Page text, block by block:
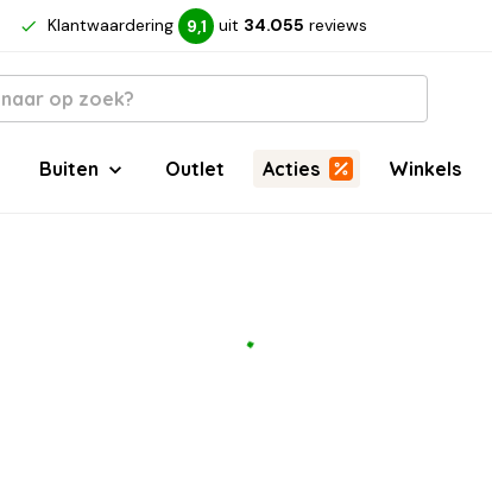
Klantwaardering 9,1 uit 34.055 reviews
Buiten Outlet Acties Winkels